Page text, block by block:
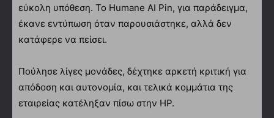
εύκολη υπόθεση. Το Humane AI Pin, για παράδειγμα,
έκανε εντύπωση όταν παρουσιάστηκε, αλλά δεν
κατάφερε να πείσει.
Πούλησε λίγες μονάδες, δέχτηκε αρκετή κριτική για
απόδοση και αυτονομία, και τελικά κομμάτια της
εταιρείας κατέληξαν πίσω στην HP.